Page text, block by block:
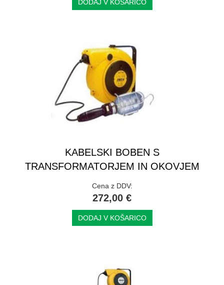
DODAJ V KOŠARICO
KABELSKI BOBEN S
TRANSFORMATORJEM IN OKOVJEM
Cena z DDV:
272,00 €
DODAJ V KOŠARICO